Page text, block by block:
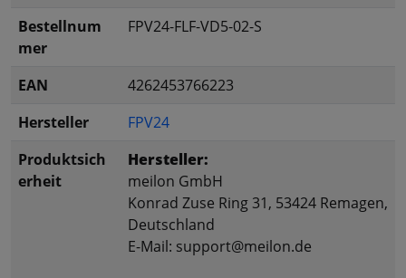
Bestellnum
mer
FPV24-FLF-VD5-02-S
EAN
4262453766223
Hersteller
FPV24
Produktsich
erheit
Hersteller:
meilon GmbH
Konrad Zuse Ring 31, 53424 Remagen,
Deutschland
E-Mail: support@meilon.de